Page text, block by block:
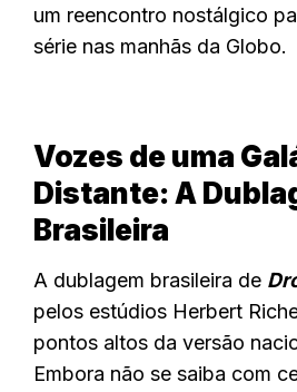
um reencontro nostálgico
série nas manhãs da Globo.
Vozes de uma
Distante: A
Brasileira
A dublagem brasileira de
pelos estúdios Herbert
pontos altos da versão
Embora não se saiba com